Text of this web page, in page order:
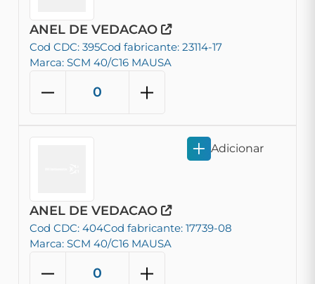
ANEL DE VEDACAO
Cod CDC: 395Cod fabricante: 23114-17
Marca: SCM 40/C16 MAUSA
ANEL DE VEDACAO
Cod CDC: 404Cod fabricante: 17739-08
Marca: SCM 40/C16 MAUSA
Adicionar